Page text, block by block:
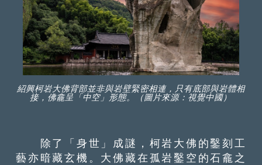
紹興柯岩大佛背部並非與岩壁緊密相連，只有底部與岩體相
接，佛龕呈「中空」形態。（圖片來源：視覺中國）
除了「身世」成謎，柯岩大佛的鑿刻工
藝亦暗藏玄機。大佛藏在孤岩鑿空的石龕之